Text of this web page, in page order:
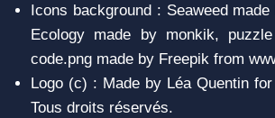
Icons background : Seaweed
Ecology made by monkik,
code.png made by Freepik from
Logo (c) : Made by Léa Quentin
Tous droits réservés.